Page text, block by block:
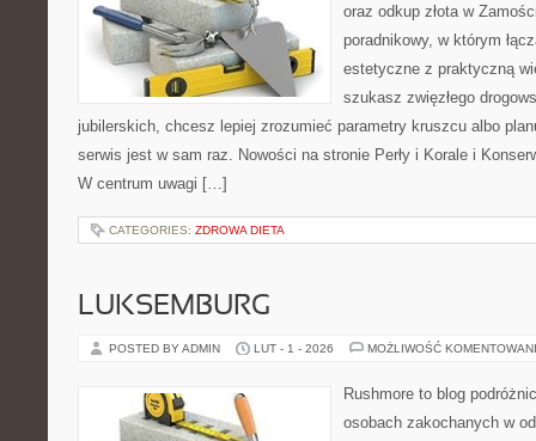
oraz odkup złota w
poradnikowy, w którym
estetyczne z praktyczną
szukasz zwięzłego
jubilerskich, chcesz lepiej zrozumieć parametry kruszcu albo
serwis jest w sam raz. Nowości na stronie Perły i Korale i
W centrum uwagi […]
CATEGORIES: ZDROWA DIETA
LUKSEMBURG
POSTED BY ADMIN LUT - 1 - 2026 MOŻLIWOŚĆ
Rushmore to blog
osobach zakochanych w